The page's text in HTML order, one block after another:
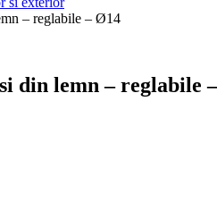
– reglabile – Ø14
din lemn – reglabile –